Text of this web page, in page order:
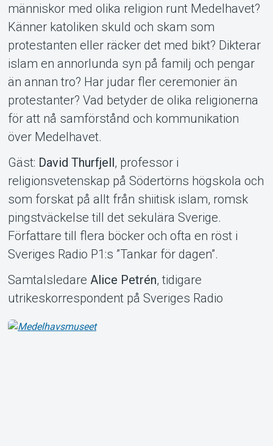
Support
Om Tickster
människor med olika religion runt Medelhavet?
Känner katoliken skuld och skam som
protestanten eller räcker det med bikt? Dikterar
islam en annorlunda syn på familj och pengar
än annan tro? Har judar fler ceremonier än
protestanter? Vad betyder de olika religionerna
för att nå samförstånd och kommunikation
över Medelhavet.
Gäst: David Thurfjell, professor i
religionsvetenskap på Södertörns högskola och
som forskat på allt från shiitisk islam, romsk
pingstväckelse till det sekulära Sverige.
Författare till flera böcker och ofta en röst i
Sveriges Radio P1:s ”Tankar för dagen”.
Samtalsledare Alice Petrén, tidigare
utrikeskorrespondent på Sveriges Radio